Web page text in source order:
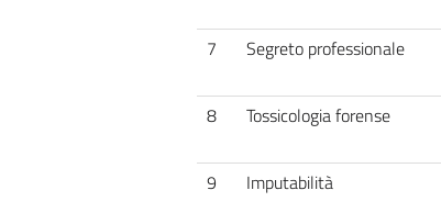
7
Segreto professionale
8
Tossicologia forense
9
Imputabilità